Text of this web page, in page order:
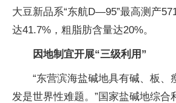
大豆新品系“东航D—95”最高测产
达41.7%，粗脂肪含量达20%。
因地制宜开展“三级利用”
“东营滨海盐碱地具有碱、板、
发是世界性难题。”国家盐碱地综合